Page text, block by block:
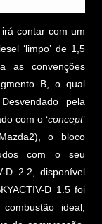
contar com um
‘limpo’ de 1,5
as convenções
B, o qual
pela
com o ‘concept’
o bloco
com o seu
D 2.2, disponível
D 1.5 foi
ideal,